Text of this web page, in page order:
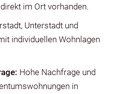
im Ort vorhanden.
Unterstadt und
individuellen Wohnlagen
Hohe Nachfrage und
in